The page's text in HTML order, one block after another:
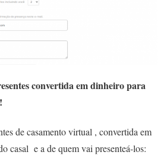
convertida em dinheiro para
de casamento virtual , convertida em
casal e a de quem vai presenteá-los: